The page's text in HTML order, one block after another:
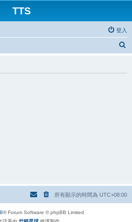
TTS
登入
所有顯示的時間為 UTC+08:00
® Forum Software © phpBB Limited